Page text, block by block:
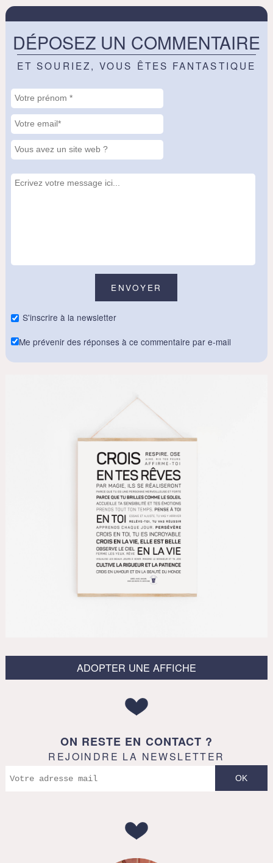
DÉPOSEZ UN COMMENTAIRE
ET SOURIEZ, VOUS ÊTES FANTASTIQUE
S'inscrire à la newsletter
Me prévenir des réponses à ce commentaire par e-mail
ADOPTER UNE AFFICHE
ON RESTE EN CONTACT ?
REJOINDRE LA NEWSLETTER